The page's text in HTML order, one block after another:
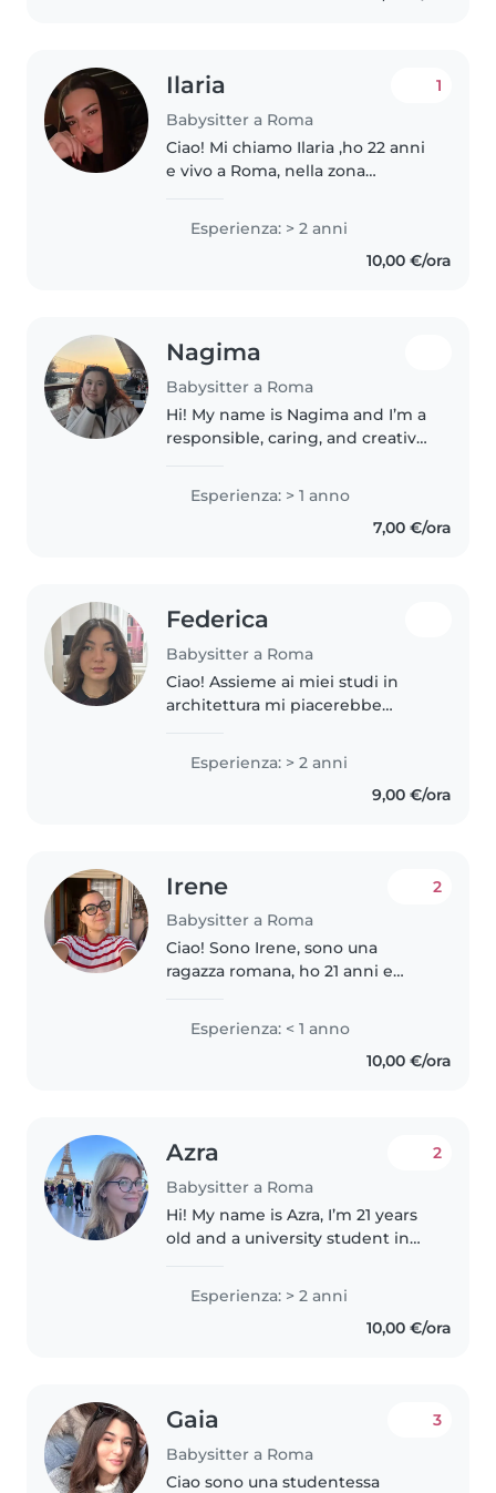
Ilaria
Babysitter a Roma
1
Ciao! Mi chiamo Ilaria ,ho 22 anni
e vivo a Roma, nella zona
esperienza come baby sitter,
durante i quali mi sono occupata
Esperienza: > 2 anni
10,00 €/ora
Nagima
Babysitter a Roma
Hi! My name is Nagima and I’m a
responsible, caring, and creative
after children from newborns up
to 4 years old. I’ve also
volunteered at an afterschool..
Esperienza: > 1 anno
7,00 €/ora
Federica
Babysitter a Roma
Ciao! Assieme ai miei studi in
architettura mi piacerebbe
babysitter. Sono creativa,
divertente ed energica, e oltre..
Esperienza: > 2 anni
9,00 €/ora
Irene
Babysitter a Roma
2
Ciao! Sono Irene, sono una
ragazza romana, ho 21 anni e
Infermieristica al terzo anno. Da
sempre amo stare a contatto con
bambini e ragazzi, sono infatti
Esperienza: < 1 anno
10,00 €/ora
Azra
Babysitter a Roma
2
Hi! My name is Azra, I’m 21 years
old and a university student in
experience combining
babysitting with English
teaching, which allowed me to
Esperienza: > 2 anni
10,00 €/ora
Gaia
Babysitter a Roma
3
Ciao sono una studentessa